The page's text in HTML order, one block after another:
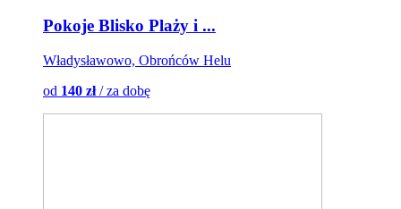
Pokoje Blisko Plaży i ...
Władysławowo, Obrońców Helu
od 140 zł/ za dobę